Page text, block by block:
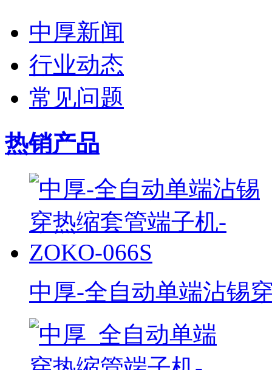
中厚新闻
行业动态
常见问题
热销产品
中厚-全自动单端沾锡